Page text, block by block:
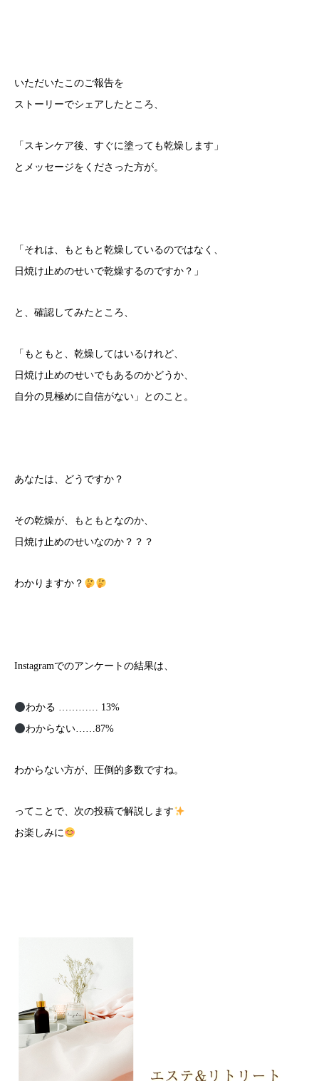
いただいたこのご報告を
ストーリーでシェアしたところ、
「スキンケア後、すぐに塗っても乾燥します」
とメッセージをくださった方が。
「それは、もともと乾燥しているのではなく、
日焼け止めのせいで乾燥するのですか？」
と、確認してみたところ、
「もともと、乾燥してはいるけれど、
日焼け止めのせいでもあるのかどうか、
自分の見極めに自信がない」とのこと。
あなたは、どうですか？
その乾燥が、もともとなのか、
日焼け止めのせいなのか？？？
わかりますか？
Instagramでのアンケートの結果は、
わかる ………… 13%
わからない……87%
わからない方が、圧倒的多数ですね。
ってことで、次の投稿で解説します
お楽しみに